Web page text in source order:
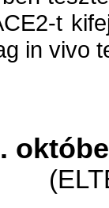
t
in vivo
(